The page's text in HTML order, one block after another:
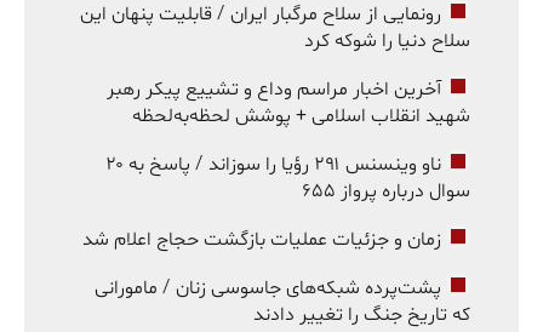
رونمایی از سلاح مرگبار ایران / قابلیت پنهان این
سلاح دنیا را شوکه کرد
آخرین اخبار مراسم وداع و تشییع پیکر رهبر
شهید انقلاب اسلامی + پوشش لحظه‌به‌لحظه
ناو وینسنس ۲۹۱ رؤیا را سوزاند / پاسخ به ۲۰
سوال درباره پرواز ۶۵۵
زمان و جزئیات عملیات بازگشت حجاج اعلام شد
پشت‌پرده شبکه‌های جاسوسی زنان / مامورانی
که تاریخ جنگ را تغییر دادند